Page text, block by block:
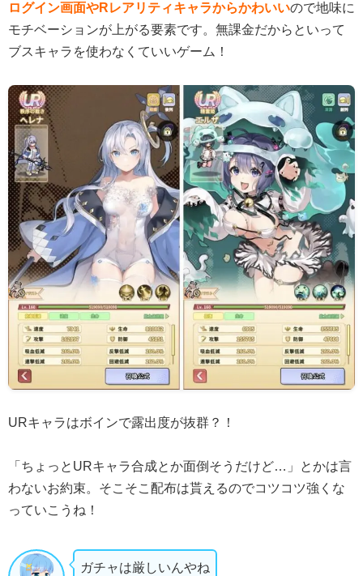
ログイン画面やRレアリティキャラからかわいいので地味に
モチベーションが上がる要素です。無課金だからといって
ブスキャラを使わなくていいゲーム！
URキャラはボインで露出度が抜群？！
「ちょっとURキャラ合成とか面倒そうだけど…」とかは言
わないお約束。そこそこ配布は貰えるのでコツコツ強くな
っていこうね！
ガチャは厳しいんやね